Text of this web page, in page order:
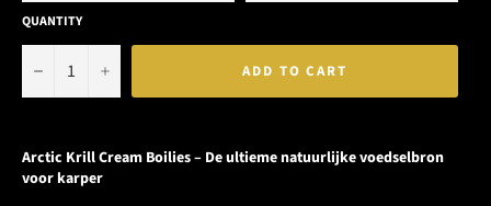
QUANTITY
− + ADD TO CART
Arctic Krill Cream Boilies – De ultieme natuurlijke voedselbron
voor karper